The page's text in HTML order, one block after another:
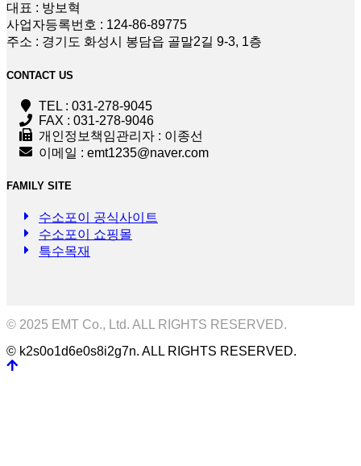
대표 : 방보혁
사업자등록번호 : 124-86-89775
주소 : 경기도 화성시 봉담읍 골말2길 9-3, 1층
CONTACT US
TEL : 031-278-9045
FAX : 031-278-9046
개인정보책임관리자 : 이종선
이메일 : emt1235@naver.com
FAMILY SITE
수소포이 공식사이트
수소포이 쇼핑몰
특수목재
© 2025 EMT Co., Ltd. ALL RIGHTS RESERVED.
© k2s0o1d6e0s8i2g7n. ALL RIGHTS RESERVED.